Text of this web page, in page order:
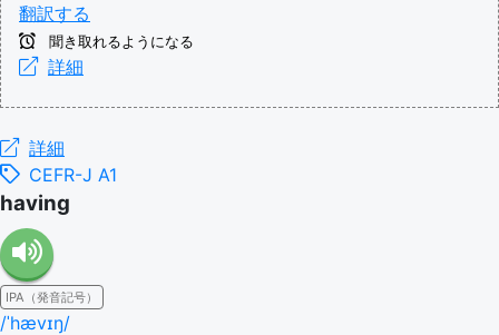
翻訳する
聞き取れるようになる
詳細
詳細
CEFR-J A1
having
IPA（発音記号）
/ˈhævɪŋ/